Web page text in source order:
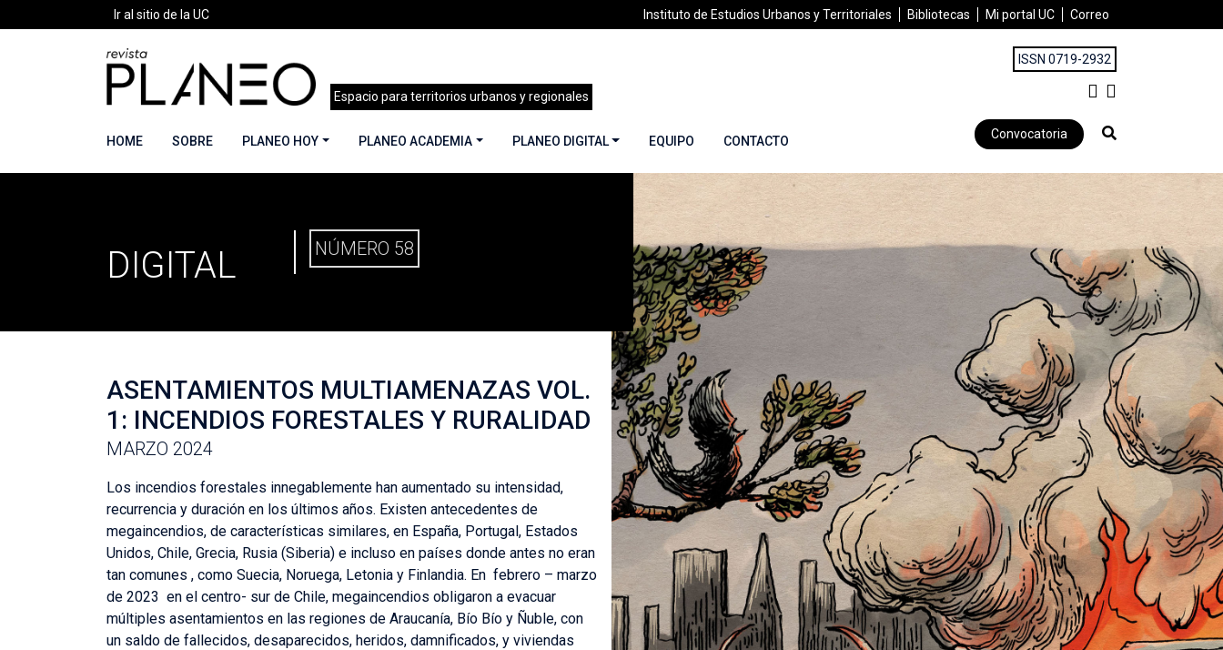
Ir al sitio de la UC Instituto de Estudios Urbanos y Territoriales Bibliotecas Mi portal UC Correo
Espacio para territorios urbanos y regionales
ISSN 0719-2932
HOME SOBRE PLANEO HOY PLANEO ACADEMIA PLANEO DIGITAL EQUIPO CONTACTO Convocatoria
PLANEO DIGITAL »PLANEO 58 | ASENTAMIENTOS MULTIAMENAZAS VOL. 1: INCENDIOS FORESTALES Y RURALIDAD | MARZO 2024
DIGITAL
NÚMERO 58
ASENTAMIENTOS MULTIAMENAZAS VOL.
1: INCENDIOS FORESTALES Y RURALIDAD
MARZO 2024
Los incendios forestales innegablemente han aumentado su intensidad,
recurrencia y duración en los últimos años. Existen antecedentes de
megaincendios, de características similares, en España, Portugal, Estados
Unidos, Chile, Grecia, Rusia (Siberia) e incluso en países donde antes no eran
tan comunes , como Suecia, Noruega, Letonia y Finlandia. En febrero – marzo
de 2023 en el centro- sur de Chile, megaincendios obligaron a evacuar
múltiples asentamientos en las regiones de Araucanía, Bío Bío y Ñuble, con
un saldo de fallecidos, desaparecidos, heridos, damnificados, y viviendas